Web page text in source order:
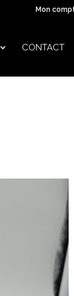
Mon
CONTACT